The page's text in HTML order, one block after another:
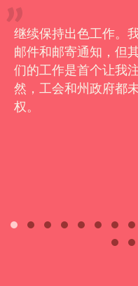
继续保持出色工作。
邮件和邮寄通知，但
们的工作是首个让我
然，工会和州政府都
权。